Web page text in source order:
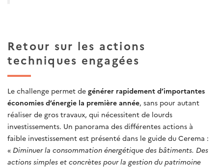
Retour sur les actions
techniques engagées
Le challenge permet de générer rapidement d’importantes
économies d’énergie la première année, sans pour autant
réaliser de gros travaux, qui nécessitent de lourds
investissements. Un panorama des différentes actions à
faible investissement est présenté dans le guide du Cerema :
« Diminuer la consommation énergétique des bâtiments. Des
actions simples et concrètes pour la gestion du patrimoine